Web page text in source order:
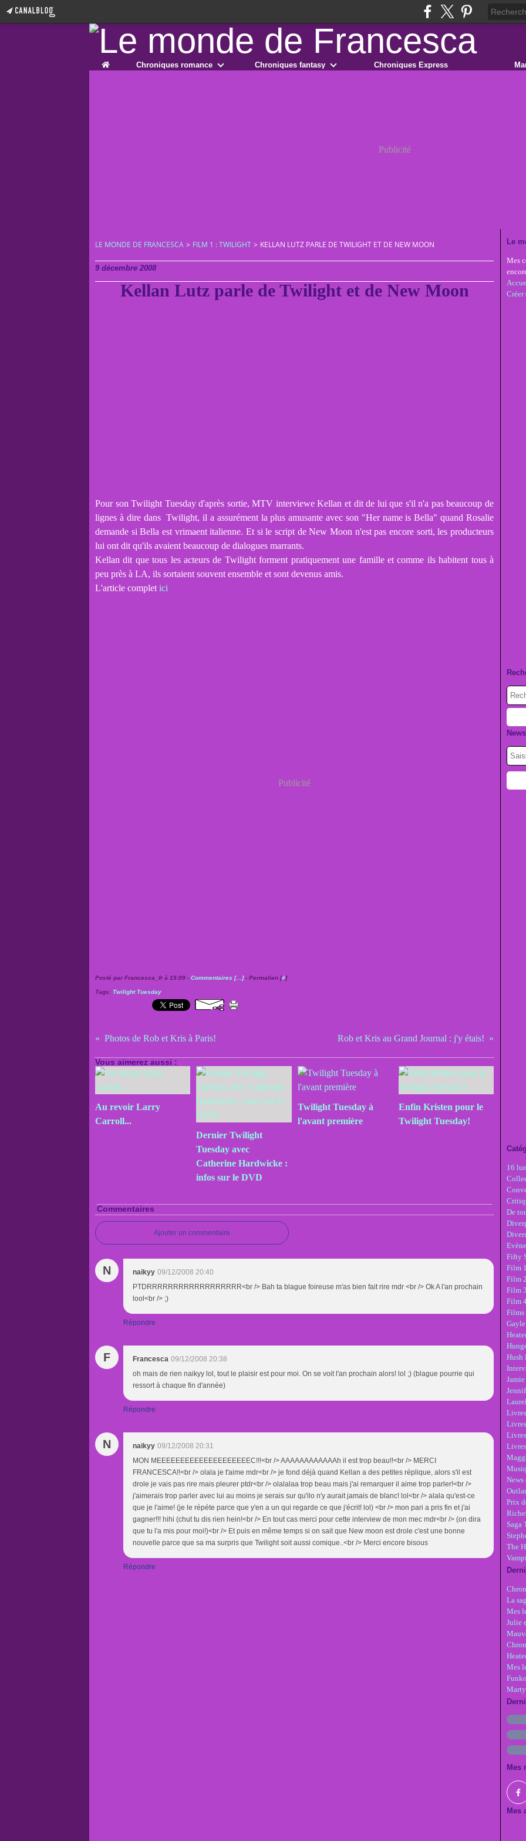
Home Chroniques romance Chroniques fantasy Chroniques Express
Publicité
LE MONDE DE FRANCESCA > FILM 1 : TWILIGHT > KELLAN LUTZ PARLE DE TWILIGHT ET DE NEW MOON
9 décembre 2008
Kellan Lutz parle de Twilight et de New Moon
Pour son Twilight Tuesday d'après sortie, MTV interviewe Kellan et dit de lui que s'il n'a pas beaucoup de
lignes à dire dans Twilight, il a assurément la plus amusante avec son "Her name is Bella" quand Rosalie
demande si Bella est vrimaent italienne. Et si le script de New Moon n'est pas encore sorti, les producteurs
lui ont dit qu'ils avaient beaucoup de dialogues marrants.
Kellan dit que tous les acteurs de Twilight forment pratiquement une famille et comme ils habitent tous à
peu près à LA, ils sortaient souvent ensemble et sont devenus amis.
L'article complet ici
Publicité
Posté par Francesca_fr à 15:09 - Commentaires [… ]- Permalien [#]
Tags: Twilight Tuesday
Photos de Rob et Kris à Paris! Rob et Kris au Grand Journal : j'y étais!
Vous aimerez aussi :
Au revoir Larry
Carroll...
Dernier Twilight
Tuesday avec
Catherine Hardwicke :
infos sur le DVD
Twilight Tuesday à
l'avant première
Enfin Kristen pour le
Twilight Tuesday!
Commentaires
Ajouter un commentaire
N naikyy 09/12/2008 20:40
PTDRRRRRRRRRRRRRRRRRR<br /> Bah ta blague foireuse m'as bien fait rire mdr <br /> Ok A l'an prochain
lool<br /> ;)
Répondre
F Francesca 09/12/2008 20:38
oh mais de rien naikyy lol, tout le plaisir est pour moi. On se voit l'an prochain alors! lol ;) (blague pourrie qui
ressort à chaque fin d'année)
Répondre
N naikyy 09/12/2008 20:31
MON MEEEEEEEEEEEEEEEEEEEEC!!!<br /> AAAAAAAAAAAAh il est trop beau!!<br /> MERCI
FRANCESCA!!<br /> olala je t'aime mdr<br /> je fond déjà quand Kellan a des petites réplique, alors s'il est
drole je vais pas rire mais pleurer ptdr<br /> olalalaa trop beau mais j'ai remarquer il aime trop parler!<br />
j'aimerais trop parler avec lui au moins je serais sur qu'ilo n'y aurait jamais de blanc! lol<br /> alala qu'est-ce
que je l'aime! (je le répéte parce que y'en a un qui regarde ce que j'écrit! lol) <br /> mon pari a pris fin et j'ai
gagner!!! hihi (chut tu dis rien hein!<br /> En tout cas merci pour cette interview de mon mec mdr<br /> (on dira
que tu l'a mis pour moi!)<br /> Et puis en même temps si on sait que New moon est drole c'est une bonne
nouvelle parce que sa ma surpris que Twilight soit aussi comique..<br /> Merci encore bisous
Répondre
Le
Mes
16
De
Fifty
Film
Film
Film
Film
Films
Hush
Livres
News
Prix
Saga
The
La
Mes
Julie
Mes
Mes
Mes